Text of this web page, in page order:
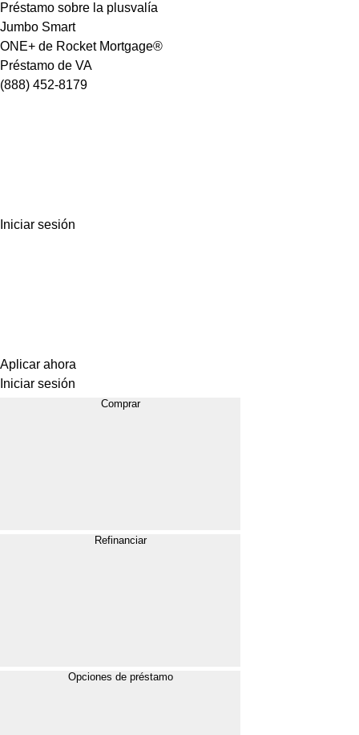
Préstamo sobre la plusvalía
Jumbo Smart
ONE+ de Rocket Mortgage®
Préstamo de VA
(888) 452-8179
Iniciar sesión
Aplicar ahora
Iniciar sesión
Comprar
Refinanciar
Opciones de préstamo